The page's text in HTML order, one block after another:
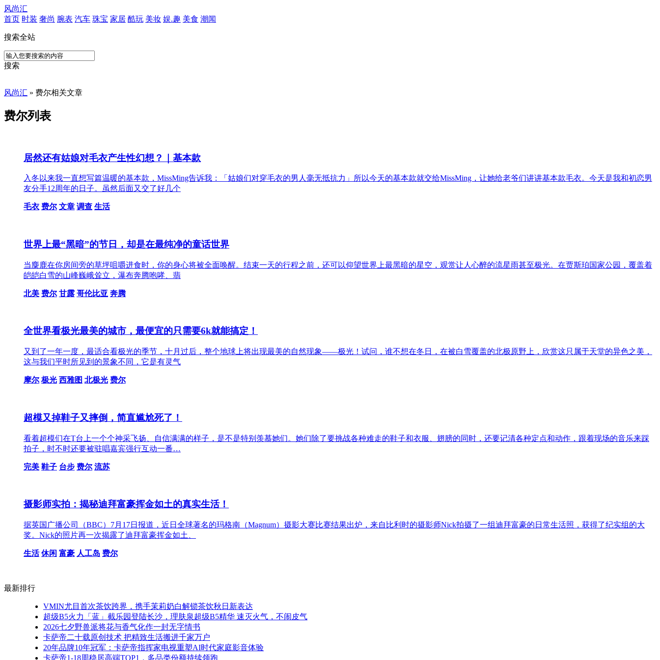
风尚汇
首页 时装 奢尚 腕表 汽车 珠宝 家居 酷玩 美妆 娱.趣 美食 潮闻
搜索全站
搜索
风尚汇 » 费尔相关文章
费尔列表
居然还有姑娘对毛衣产生性幻想？｜基本款
入冬以来我一直想写篇温暖的基本款，MissMing告诉我：「姑娘们对穿毛衣的男人毫无抵抗力」所以今天的基本款就交给MissMing，让她给老爷们讲讲基本款毛衣。今天是我和初恋男
友分手12周年的日子。虽然后面又交了好几个
毛衣 费尔 文章 调查 生活
世界上最“黑暗”的节日，却是在最纯净的童话世界
当麋鹿在你房间旁的草坪咀嚼进食时，你的身心将被全面唤醒。结束一天的行程之前，还可以仰望世界上最黑暗的星空，观赏让人心醉的流星雨甚至极光。在贾斯珀国家公园，覆盖着
皑皑白雪的山峰巍峨耸立，瀑布奔腾咆哮、翡
北美 费尔 甘露 哥伦比亚 奔腾
全世界看极光最美的城市，最便宜的只需要6k就能搞定！
又到了一年一度，最适合看极光的季节，十月过后，整个地球上将出现最美的自然现象——极光！试问，谁不想在冬日，在被白雪覆盖的北极原野上，欣赏这只属于天堂的异色之美，
这与我们平时所见到的景象不同，它是有灵气
摩尔 极光 西雅图 北极光 费尔
超模又掉鞋子又摔倒，简直尴尬死了！
看着超模们在T台上一个个神采飞扬、自信满满的样子，是不是特别羡慕她们。她们除了要挑战各种难走的鞋子和衣服、翅膀的同时，还要记清各种定点和动作，跟着现场的音乐来踩
拍子，时不时还要被驻唱嘉宾强行互动一番…
完美 鞋子 台步 费尔 流苏
摄影师实拍：揭秘迪拜富豪挥金如土的真实生活！
据英国广播公司（BBC）7月17日报道，近日全球著名的玛格南（Magnum）摄影大赛比赛结果出炉，来自比利时的摄影师Nick拍摄了一组迪拜富豪的日常生活照，获得了纪实组的大
奖。Nick的照片再一次揭露了迪拜富豪挥金如土、
生活 休闲 富豪 人工岛 费尔
最新排行
VMIN尤目首次茶饮跨界，携手茉莉奶白解锁茶饮秋日新表达
超级B5火力「蓝」截乐园登陆长沙，理肤泉超级B5精华 速灭火气，不闹皮气
2026七夕野兽派将花与香气化作一封无字情书
卡萨帝二十载原创技术 把精致生活搬进千家万户
20年品牌10年冠军：卡萨帝指挥家电视重塑AI时代家庭影音体验
卡萨帝1-18周稳居高端TOP1，多品类份额持续领跑